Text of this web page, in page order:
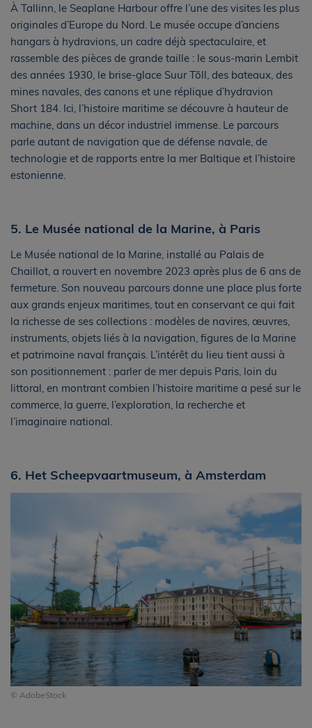
À Tallinn, le Seaplane Harbour offre l’une des visites les plus
originales d’Europe du Nord. Le musée occupe d’anciens
hangars à hydravions, un cadre déjà spectaculaire, et
rassemble des pièces de grande taille : le sous-marin Lembit
des années 1930, le brise-glace Suur Tõll, des bateaux, des
mines navales, des canons et une réplique d’hydravion
Short 184. Ici, l’histoire maritime se découvre à hauteur de
machine, dans un décor industriel immense. Le parcours
parle autant de navigation que de défense navale, de
technologie et de rapports entre la mer Baltique et l’histoire
estonienne.
5. Le Musée national de la Marine, à Paris
Le Musée national de la Marine, installé au Palais de
Chaillot, a rouvert en novembre 2023 après plus de 6 ans de
fermeture. Son nouveau parcours donne une place plus forte
aux grands enjeux maritimes, tout en conservant ce qui fait
la richesse de ses collections : modèles de navires, œuvres,
instruments, objets liés à la navigation, figures de la Marine
et patrimoine naval français. L’intérêt du lieu tient aussi à
son positionnement : parler de mer depuis Paris, loin du
littoral, en montrant combien l’histoire maritime a pesé sur le
commerce, la guerre, l’exploration, la recherche et
l’imaginaire national.
6. Het Scheepvaartmuseum, à Amsterdam
© AdobeStock